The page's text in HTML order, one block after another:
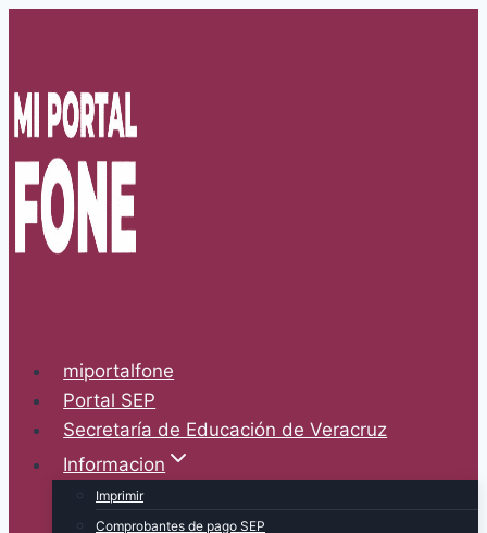
miportalfone
Portal SEP
Secretaría de Educación de Veracruz
Informacion
Imprimir
Comprobantes de pago SEP